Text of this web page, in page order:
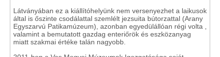
Látványában ez a kiállítóhelyünk nem versenyezhet a laikusok
által is őszinte csodálattal szemlélt jezsuita bútorzattal (Arany
Egyszarvú Patikamúzeum), azonban egyedülállóan régi volta ,
valamint a bemutatott gazdag enteriőrök és eszközanyag
miatt szakmai értéke talán nagyobb.